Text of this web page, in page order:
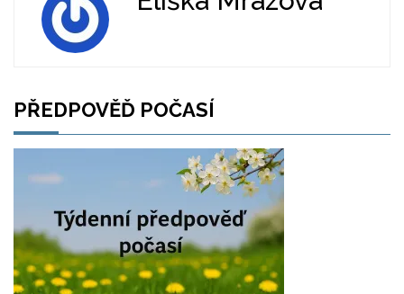
PŘEDPOVĚĎ POČASÍ